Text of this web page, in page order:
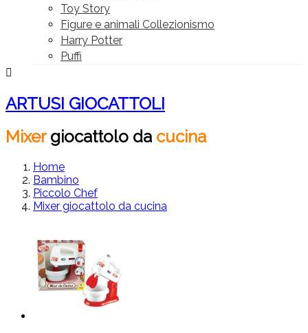
Toy Story
Figure e animali Collezionismo
Harry Potter
Puffi

ARTUSI GIOCATTOLI
Mixer giocattolo da cucina
Home
Bambino
Piccolo Chef
Mixer giocattolo da cucina